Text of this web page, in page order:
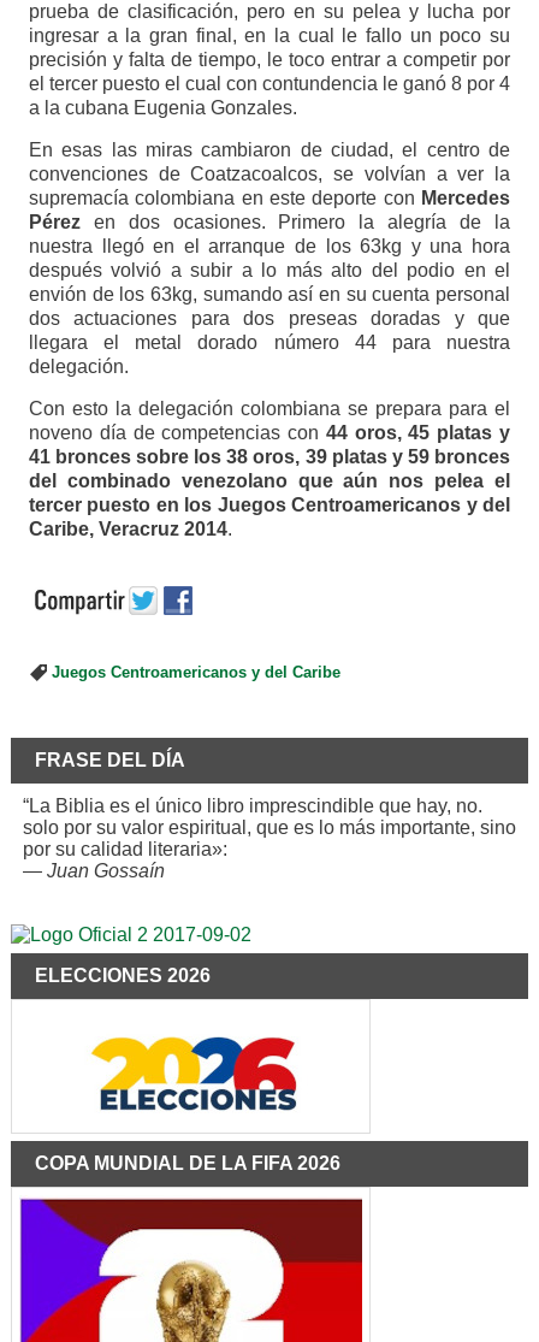
prueba de clasificación, pero en su pelea y lucha por
ingresar a la gran final, en la cual le fallo un poco su
precisión y falta de tiempo, le toco entrar a competir por
el tercer puesto el cual con contundencia le ganó 8 por 4
a la cubana Eugenia Gonzales.
En esas las miras cambiaron de ciudad, el centro de
convenciones de Coatzacoalcos, se volvían a ver la
supremacía colombiana en este deporte con Mercedes
Pérez en dos ocasiones. Primero la alegría de la
nuestra llegó en el arranque de los 63kg y una hora
después volvió a subir a lo más alto del podio en el
envión de los 63kg, sumando así en su cuenta personal
dos actuaciones para dos preseas doradas y que
llegara el metal dorado número 44 para nuestra
delegación.
Con esto la delegación colombiana se prepara para el
noveno día de competencias con 44 oros, 45 platas y
41 bronces sobre los 38 oros, 39 platas y 59 bronces
del combinado venezolano que aún nos pelea el
tercer puesto en los Juegos Centroamericanos y del
Caribe, Veracruz 2014.
Juegos Centroamericanos y del Caribe
FRASE DEL DÍA
“La Biblia es el único libro imprescindible que hay, no.
solo por su valor espiritual, que es lo más importante, sino
por su calidad literaria»:
— Juan Gossaín
ELECCIONES 2026
COPA MUNDIAL DE LA FIFA 2026